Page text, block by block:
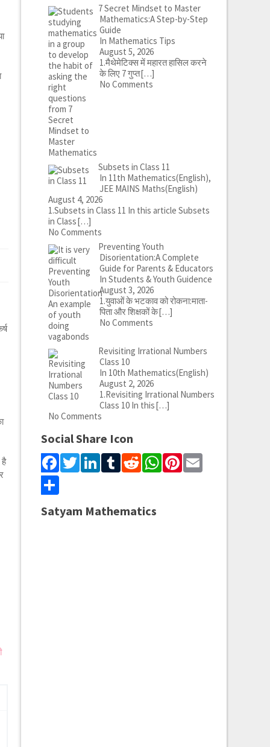
7 Secret Mindset to Master
Mathematics:A Step-by-Step
Guide
In Mathematics Tips
August 5, 2026
1.मैथेमेटिक्स में महारत हासिल करने
के लिए 7 गुप्त[…]
No Comments
Subsets in Class 11
In 11th Mathematics(English),
JEE MAINS Maths(English)
August 4, 2026
1.Subsets in Class 11 In this article Subsets
in Class[…]
No Comments
Preventing Youth
Disorientation:A Complete
Guide for Parents & Educators
In Students & Youth Guidence
August 3, 2026
1.युवाओं के भटकाव को रोकना:माता-
पिता और शिक्षकों के[…]
No Comments
Revisiting Irrational Numbers
Class 10
In 10th Mathematics(English)
August 2, 2026
1.Revisiting Irrational Numbers
Class 10 In this[…]
No Comments
Social Share Icon
Facebook
Twitter
LinkedIn
Tumblr
Reddit
WhatsApp
Pinterest
Email
Share
Satyam Mathematics